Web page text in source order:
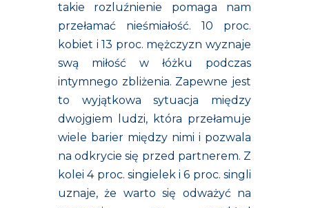
takie rozluźnienie pomaga nam
przełamać nieśmiałość. 10 proc.
kobiet i 13 proc. mężczyzn wyznaje
swą miłość w łóżku podczas
intymnego zbliżenia. Zapewne jest
to wyjątkowa sytuacja między
dwojgiem ludzi, która przełamuje
wiele barier między nimi i pozwala
na odkrycie się przed partnerem. Z
kolei 4 proc. singielek i 6 proc. singli
uznaje, że warto się odważyć na